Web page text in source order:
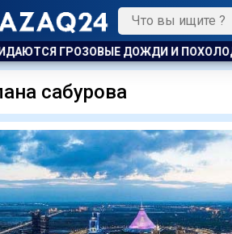
КАЗАХСТАНЕЦ КУПИЛ
сабурова